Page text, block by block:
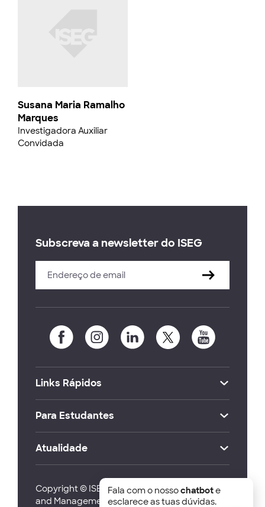
Susana Maria Ramalho
Marques
Investigadora Auxiliar
Convidada
Subscreva a newsletter do ISEG
Links Rápidos
Para Estudantes
Atualidade
Copyright © ISEG Lisbon School of Economics
and Management 2026
Fala com o nossochatbote
esclarece as tuas dúvidas.